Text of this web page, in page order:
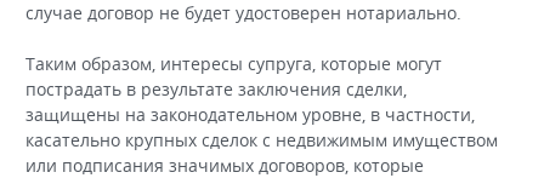
случае договор не будет удостоверен нотариально.
Таким образом, интересы супруга, которые могут
пострадать в результате заключения сделки,
защищены на законодательном уровне, в частности,
касательно крупных сделок с недвижимым имуществом
или подписания значимых договоров, которые